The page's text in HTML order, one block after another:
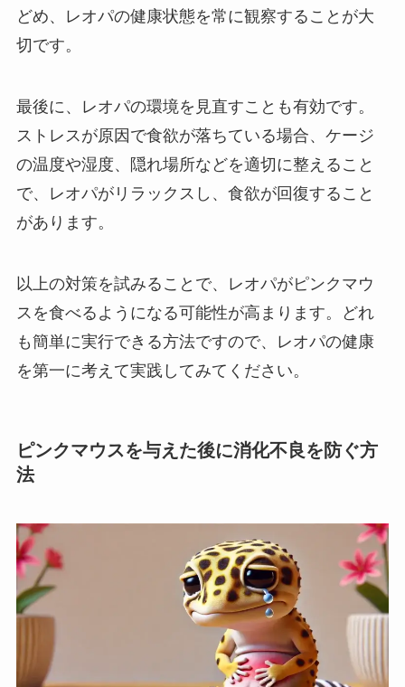
どめ、レオパの健康状態を常に観察することが大
切です。
最後に、レオパの環境を見直すことも有効です。
ストレスが原因で食欲が落ちている場合、ケージ
の温度や湿度、隠れ場所などを適切に整えること
で、レオパがリラックスし、食欲が回復すること
があります。
以上の対策を試みることで、レオパがピンクマウ
スを食べるようになる可能性が高まります。どれ
も簡単に実行できる方法ですので、レオパの健康
を第一に考えて実践してみてください。
ピンクマウスを与えた後に消化不良を防ぐ方
法